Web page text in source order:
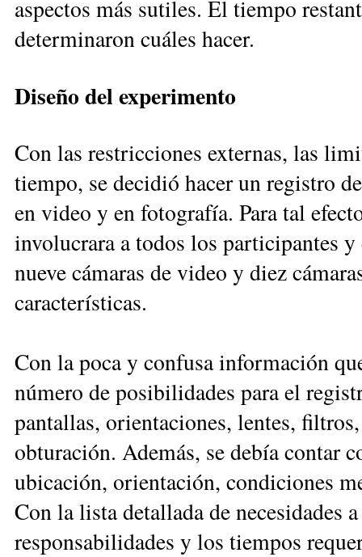
aspectos más sutiles. El tiempo
determinaron cuáles hacer.
Diseño del experimento
Con las restricciones externas, las
tiempo, se decidió hacer un registro
en video y en fotografía. Para tal
involucrara a todos los participantes
nueve cámaras de video y diez
características.
Con la poca y confusa información
número de posibilidades para el
pantallas, orientaciones, lentes,
obturación. Además, se debía contar
ubicación, orientación, condiciones
Con la lista detallada de necesidades
responsabilidades y los tiempos